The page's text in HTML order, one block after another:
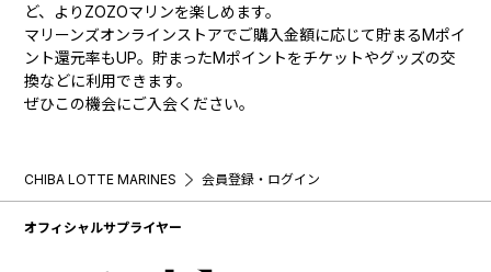
ど、よりZOZOマリンを楽しめます。
マリーンズオンラインストアでご購入金額に応じて貯まるMポイ
ント還元率もUP。貯まったMポイントをチケットやグッズの交
換などに利用できます。
ぜひこの機会にご入会ください。
CHIBA LOTTE MARINES 会員登録・ログイン
オフィシャルサプライヤー